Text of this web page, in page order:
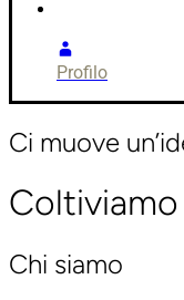
Profilo
Ci muove
Chi siamo